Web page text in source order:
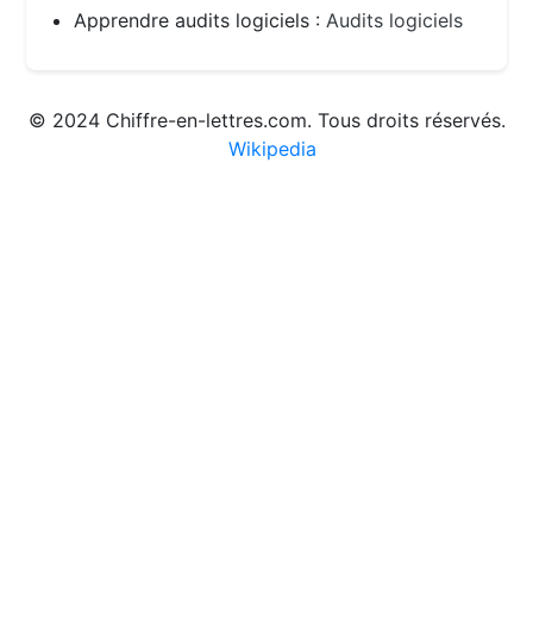
Apprendre audits logiciels :Audits logiciels
© 2024 Chiffre-en-lettres.com. Tous droits réservés.
Wikipedia